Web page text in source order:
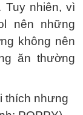
Tuy nhiên, vì
nên những
không nên
ăn thường